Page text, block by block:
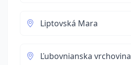
Liptovská Mara
Ľubovnianska vrchovina